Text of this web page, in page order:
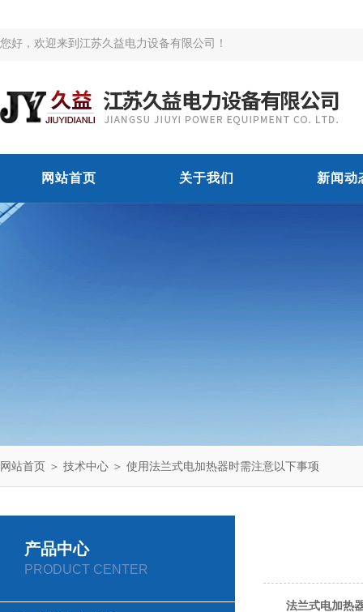
您好，欢迎来到江苏久益电力设备有限公司！
网站首页 关于我们 新闻动
网站首页 ＞ 技术中心 ＞ 使用法兰式电加热器时需注意以下事项
产品中心
PRODUCT CENTER
法兰式电加热